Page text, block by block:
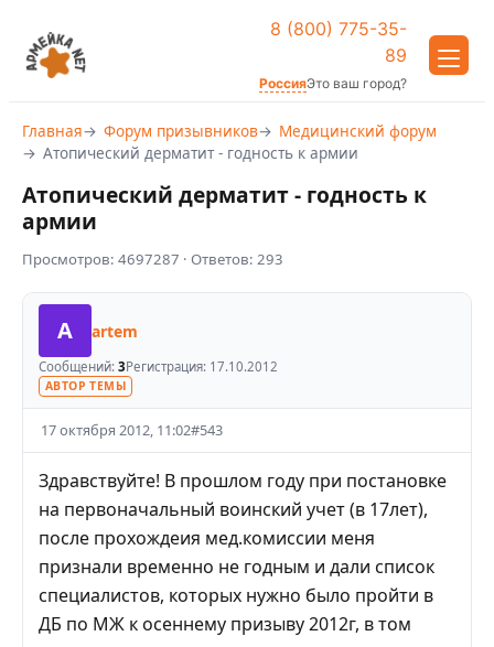
8 (800) 775-35-
89
РоссияЭто ваш город?
Главная Форум призывников
Медицинский форум
Атопический дерматит - годность к армии
Атопический дерматит - годность к
армии
Просмотров: 4697287 · Ответов: 293
A artem
Сообщений: 3Регистрация: 17.10.2012
АВТОР ТЕМЫ
17 октября 2012, 11:02#543
Здравствуйте! В прошлом году при постановке
на первоначальный воинский учет (в 17лет),
после прохождеия мед.комиссии меня
признали временно не годным и дали список
специалистов, которых нужно было пройти в
ДБ по МЖ к осеннему призыву 2012г, в том